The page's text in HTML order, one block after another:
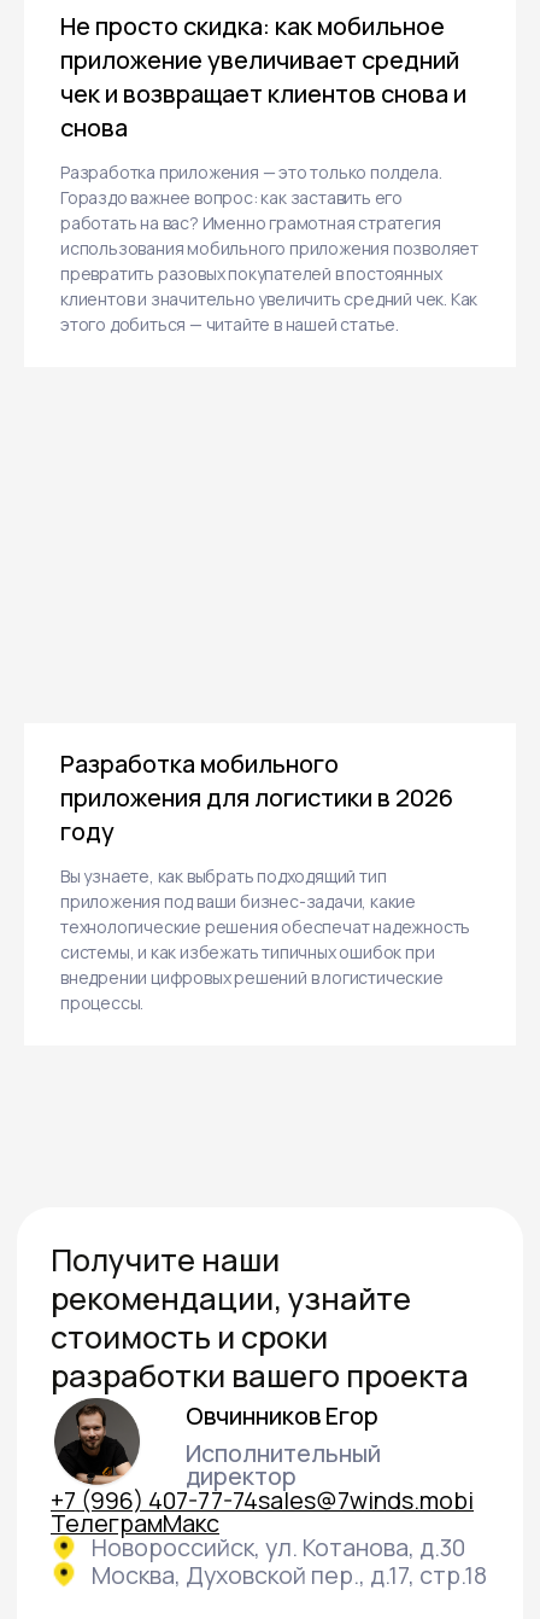
Не просто скидка: как мобильное
приложение увеличивает средний
чек и возвращает клиентов снова и
снова
Разработка приложения — это только полдела.
Гораздо важнее вопрос: как заставить его
работать на вас? Именно грамотная стратегия
использования мобильного приложения позволяет
превратить разовых покупателей в постоянных
клиентов и значительно увеличить средний чек. Как
этого добиться — читайте в нашей статье.
Разработка мобильного
приложения для логистики в 2026
году
Вы узнаете, как выбрать подходящий тип
приложения под ваши бизнес-задачи, какие
технологические решения обеспечат надежность
системы, и как избежать типичных ошибок при
внедрении цифровых решений в логистические
процессы.